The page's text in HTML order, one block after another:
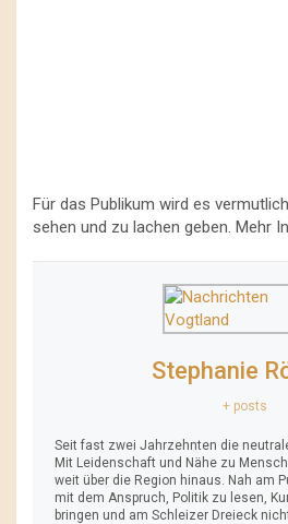
Für das Publikum wird es
sehen und zu lachen geben. Mehr
Stephanie
+ posts
Seit fast zwei Jahrzehnten die
Mit Leidenschaft und Nähe zu
weit über die Region hinaus. Nah am
mit dem Anspruch, Politik zu lesen,
bringen und am Schleizer Dreieck